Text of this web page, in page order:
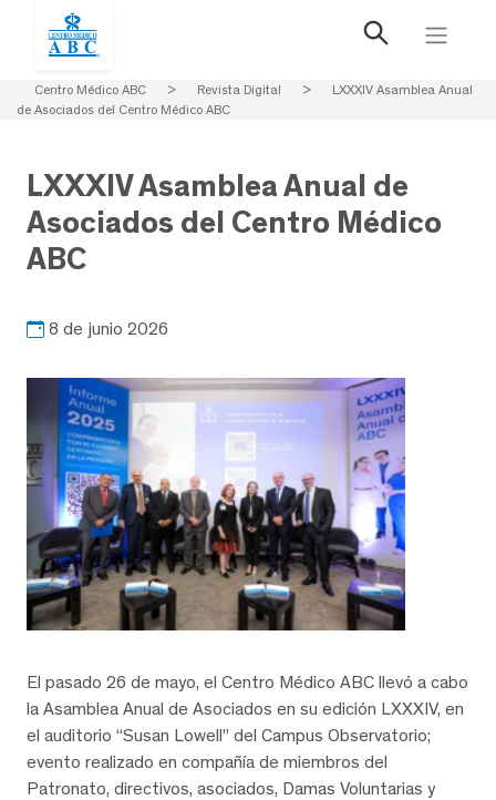
Centro Médico ABC > Revista Digital >
LXXXIV Asamblea Anual
de Asociados del Centro Médico ABC
LXXXIV Asamblea Anual de
Asociados del Centro Médico
ABC
8 de junio 2026
El pasado 26 de mayo, el Centro Médico ABC llevó a cabo
la Asamblea Anual de Asociados en su edición LXXXIV, en
el auditorio “Susan Lowell” del Campus Observatorio;
evento realizado en compañía de miembros del
Patronato, directivos, asociados, Damas Voluntarias y